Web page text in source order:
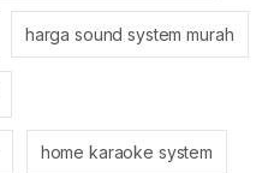
harga sound system murah
home karaoke system